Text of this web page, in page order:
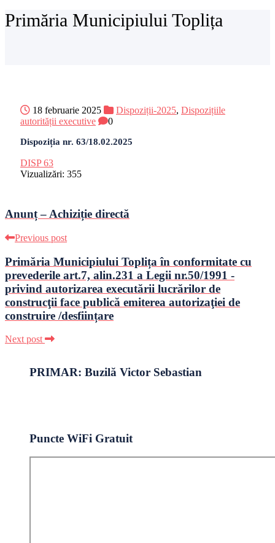
Primăria Municipiului Toplița
18 februarie 2025 Dispoziții-2025, Dispozițiile
autorității executive
0
Dispoziția nr. 63/18.02.2025
DISP 63
Vizualizări: 355
Anunț – Achiziție directă
Previous post
Primăria Municipiului Toplița în conformitate cu
prevederile art.7, alin.231 a Legii nr.50/1991 -
privind autorizarea executării lucrărilor de
construcţii face publică emiterea autorizaţiei de
construire /desființare
Next post
PRIMAR: Buzilă Victor Sebastian
Puncte WiFi Gratuit